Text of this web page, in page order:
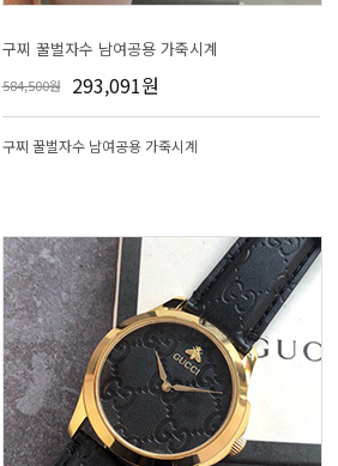
구찌 꿀벌자수 남여공용 가죽시계
584,500원 293,091원
구찌 꿀벌자수 남여공용 가죽시계